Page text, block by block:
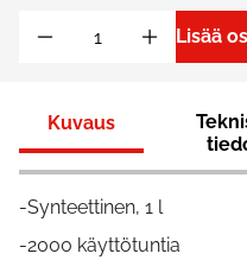
Lisää
Kuvaus
-Synteettinen, 1 l
-2000 käyttötuntia